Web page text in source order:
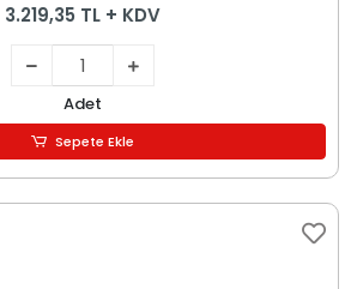
3.219,35 TL + KDV
Adet
Sepete Ekle